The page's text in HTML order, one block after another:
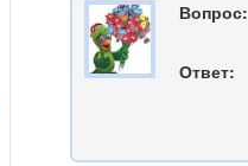
Вопрос:
Ответ: